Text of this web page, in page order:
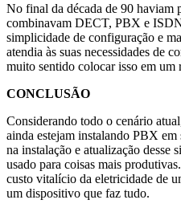
No final da década de 90 haviam
combinavam DECT, PBX e
simplicidade de configuração e
atendia às suas necessidades de
muito sentido colocar isso em um
CONCLUSÃO
Considerando todo o cenário
ainda estejam instalando PBX
na instalação e atualização desse
usado para coisas mais
custo vitalício da eletricidade de
um dispositivo que faz tudo.